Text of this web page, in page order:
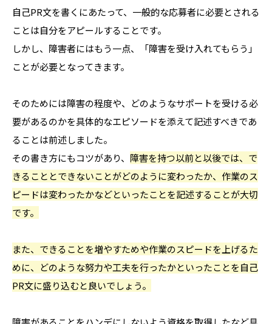
自己PR文を書くにあたって、一般的な応募者に必要とされる
ことは自分をアピールすることです。
しかし、障害者にはもう一点、「障害を受け入れてもらう」
ことが必要となってきます。
そのためには障害の程度や、どのようなサポートを受ける必
要があるのかを具体的なエピソードを添えて記述すべきであ
ることは前述しました。
その書き方にもコツがあり、 障害を持つ以前と以後では、で
きることとできないことがどのように変わったか、作業のス
ピードは変わったかなどといったことを記述することが大切
です。
また、できることを増やすためや作業のスピードを上げるた
めに、どのような努力や工夫を行ったかといったことを自己
PR文に盛り込むと良いでしょう。